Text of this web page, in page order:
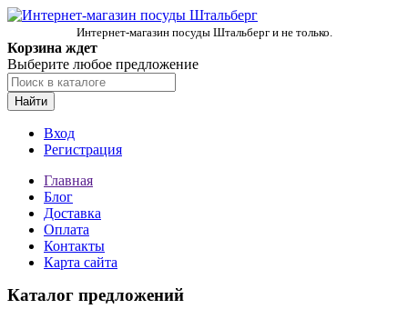
Интернет-магазин посуды Штальберг и не только.
Корзина ждет
Выберите любое предложение
Найти
Вход
Регистрация
Главная
Блог
Доставка
Оплата
Контакты
Карта сайта
Каталог предложений